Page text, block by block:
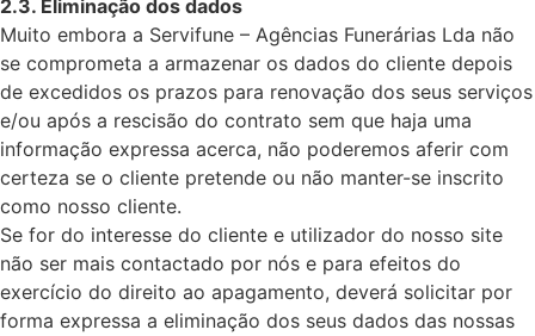
2.3. Eliminação dos dados
Muito embora a Servifune – Agências Funerárias Lda não
se comprometa a armazenar os dados do cliente depois
de excedidos os prazos para renovação dos seus serviços
e/ou após a rescisão do contrato sem que haja uma
informação expressa acerca, não poderemos aferir com
certeza se o cliente pretende ou não manter-se inscrito
como nosso cliente.
Se for do interesse do cliente e utilizador do nosso site
não ser mais contactado por nós e para efeitos do
exercício do direito ao apagamento, deverá solicitar por
forma expressa a eliminação dos seus dados das nossas